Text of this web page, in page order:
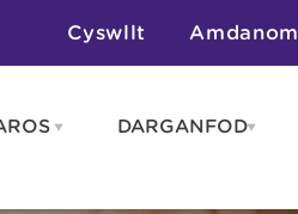
Cyswllt Amdanom
Open
DARGANFODOpen